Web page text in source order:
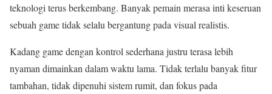
teknologi terus berkembang. Banyak pemain merasa inti keseruan
sebuah game tidak selalu bergantung pada visual realistis.
Kadang game dengan kontrol sederhana justru terasa lebih
nyaman dimainkan dalam waktu lama. Tidak terlalu banyak fitur
tambahan, tidak dipenuhi sistem rumit, dan fokus pada